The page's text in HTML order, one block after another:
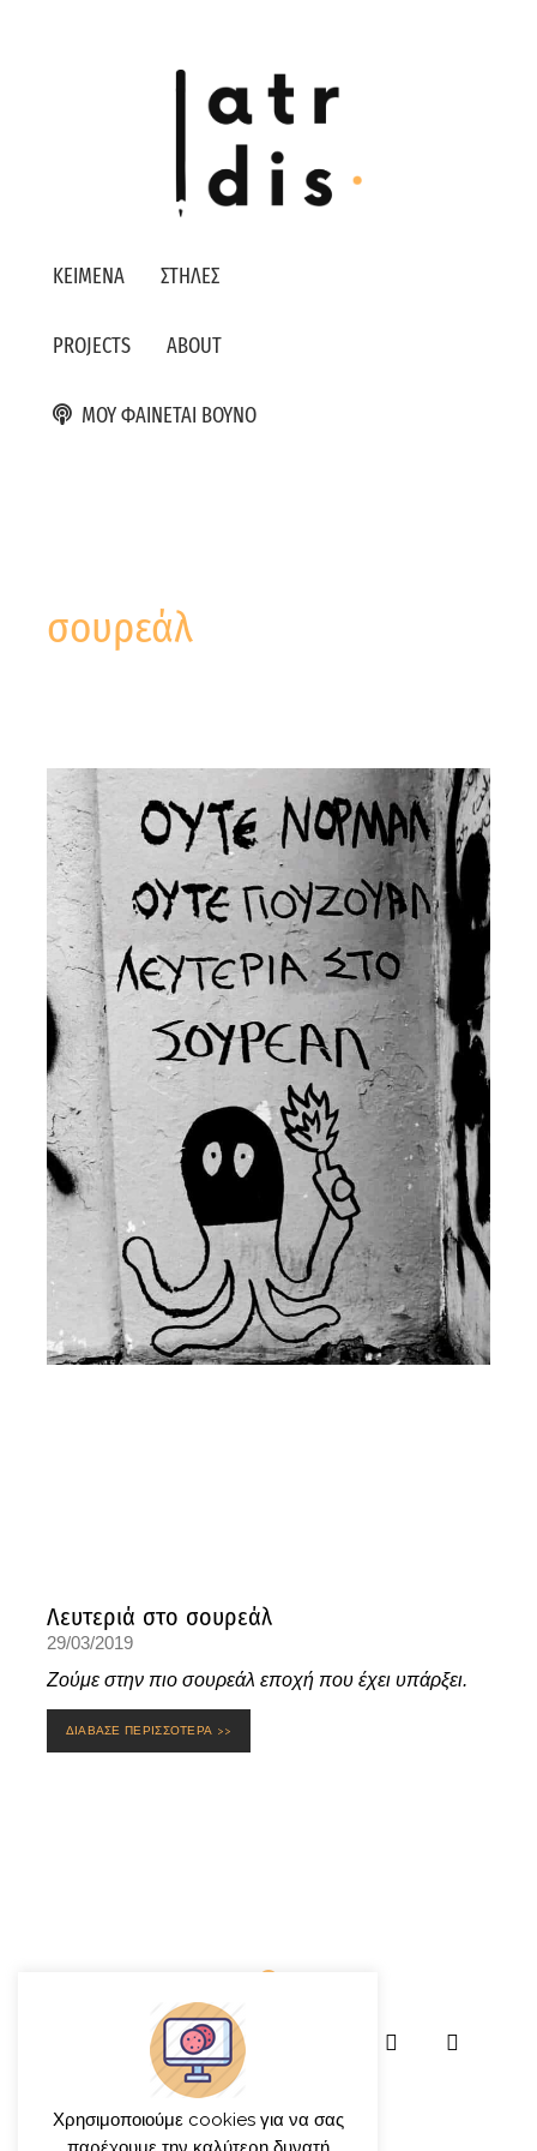
ΚΕΙΜΕΝΑ ΣΤΗΛΕΣ
PROJECTS ABOUT
ΜΟΥ ΦΑΙΝΕΤΑΙ ΒΟΥΝΟ
σουρεάλ
Λευτεριά στο σουρεάλ
29/03/2019
Ζούμε στην πιο σουρεάλ εποχή που έχει υπάρξει.
ΔΙΑΒΑΣΕ ΠΕΡΙΣΣΟΤΕΡΑ >>
Χρησιμοποιούμε cookies για να σας